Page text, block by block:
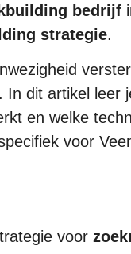
bedrijf
strategie.
dit artikel leer
en welke
voor
voor